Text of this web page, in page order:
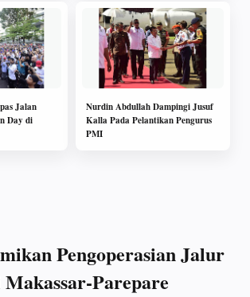
Jalan
Day di
Nurdin Abdullah Dampingi Jusuf
Kalla Pada Pelantikan Pengurus
PMI
Pengoperasian Jalur
Parepare